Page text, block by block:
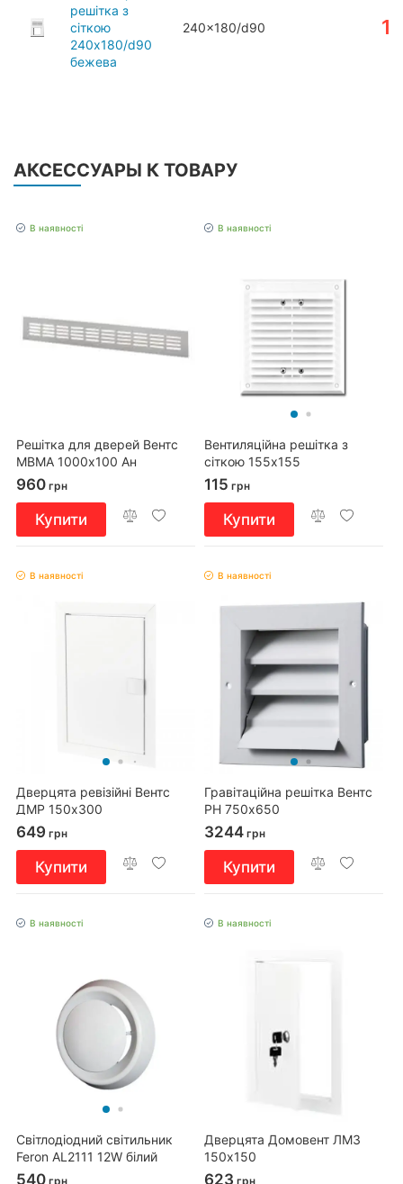
решітка з
сіткою
240x180/d90
бежева
240x180/d90
АКСЕССУАРЫ К ТОВАРУ
В наявності
Решітка для дверей Вентс
МВМА 1000х100 Ан
960 грн
Купити
В наявності
Вентиляційна решітка з
сіткою 155x155
115 грн
Купити
В наявності
Дверцята ревізійні Вентс
ДМР 150х300
649 грн
Купити
В наявності
Гравітаційна решітка Вентс
РН 750х650
3244 грн
Купити
В наявності
Світлодіодний світильник
Feron AL2111 12W білий
540 грн
В наявності
Дверцята Домовент ЛМЗ
150х150
623 грн